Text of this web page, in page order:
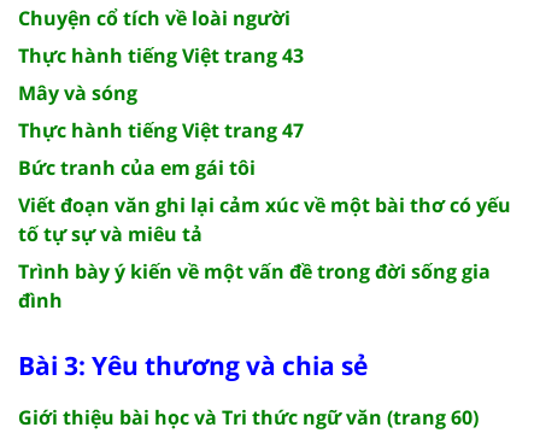
Chuyện cổ tích về loài người
Thực hành tiếng Việt trang 43
Mây và sóng
Thực hành tiếng Việt trang 47
Bức tranh của em gái tôi
Viết đoạn văn ghi lại cảm xúc về một bài thơ có yếu
tố tự sự và miêu tả
Trình bày ý kiến về một vấn đề trong đời sống gia
đình
Bài 3: Yêu thương và chia sẻ
Giới thiệu bài học và Tri thức ngữ văn (trang 60)